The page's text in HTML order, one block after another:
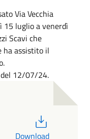
Via Vecchia
15 luglio a venerdì
Scavi che
ha assistito il
12/07/24.
Download